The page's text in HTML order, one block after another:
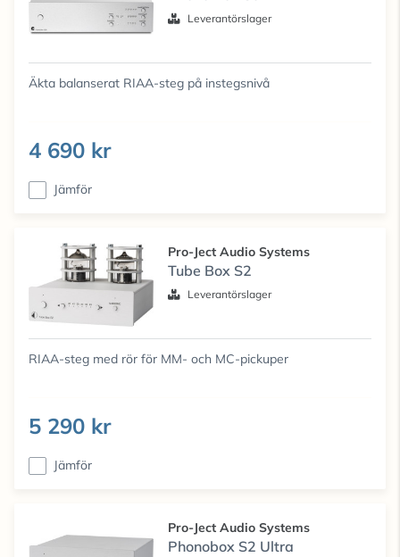
Leverantörslager
Äkta balanserat RIAA-steg på instegsnivå
4 690 kr
Jämför
Pro-Ject Audio Systems
Tube Box S2
Leverantörslager
RIAA-steg med rör för MM- och MC-pickuper
5 290 kr
Jämför
Pro-Ject Audio Systems
Phonobox S2 Ultra